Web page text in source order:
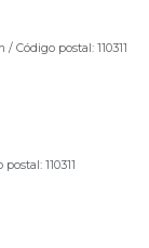
Código postal: 110311
110311